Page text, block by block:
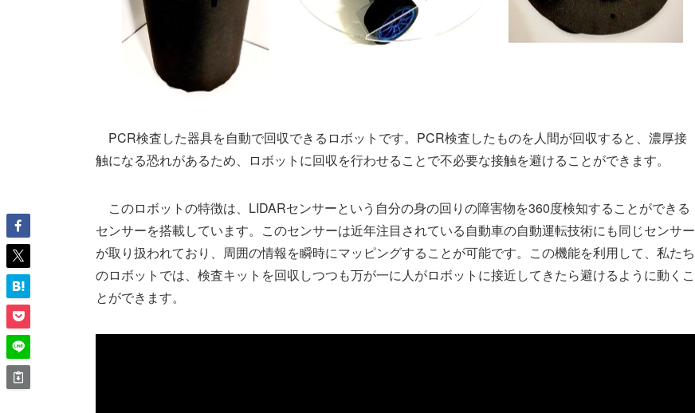
PCR検査した器具を自動で回収できるロボットです。PCR検査したものを人間が回収すると、濃厚接
触になる恐れがあるため、ロボットに回収を行わせることで不必要な接触を避けることができます。
このロボットの特徴は、LIDARセンサーという自分の身の回りの障害物を360度検知することができる
センサーを搭載しています。このセンサーは近年注目されている自動車の自動運転技術にも同じセンサー
が取り扱われており、周囲の情報を瞬時にマッピングすることが可能です。この機能を利用して、私たち
のロボットでは、検査キットを回収しつつも万が一に人がロボットに接近してきたら避けるように動くこ
とができます。